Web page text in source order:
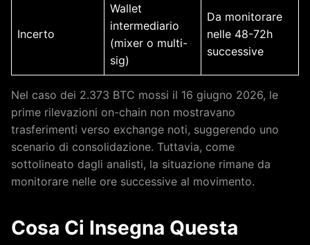
Incerto
Wallet
intermediario
(mixer o multi-
sig)
Da monitorare
nelle 48-72h
successive
Nel caso dei 2.373 BTC mossi il 16 giugno 2026, le
prime rilevazioni on-chain non mostravano
trasferimenti verso exchange noti, suggerendo uno
scenario di consolidazione. Tuttavia, come
sottolineato dagli analisti, la situazione rimane da
monitorare nelle ore successive al movimento.
Cosa Ci Insegna Questa